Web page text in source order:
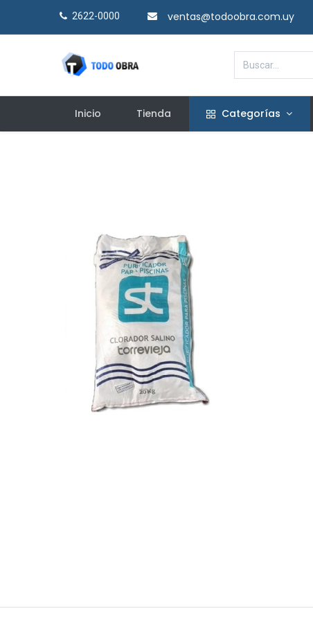
2622-0000​ ventas@todoobra.com.uy
Inicio Tienda Categorías